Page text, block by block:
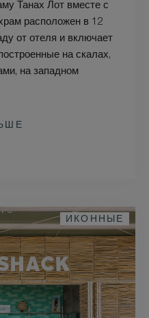
Танах Лот вместе с
расположен в 12
от отеля и включает
на скалах,
на западном
ИКОННЫЕ